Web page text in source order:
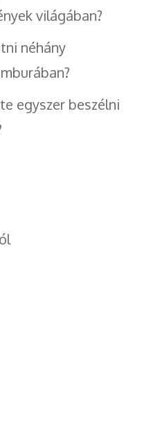
világában?
néhány
egyszer beszélni